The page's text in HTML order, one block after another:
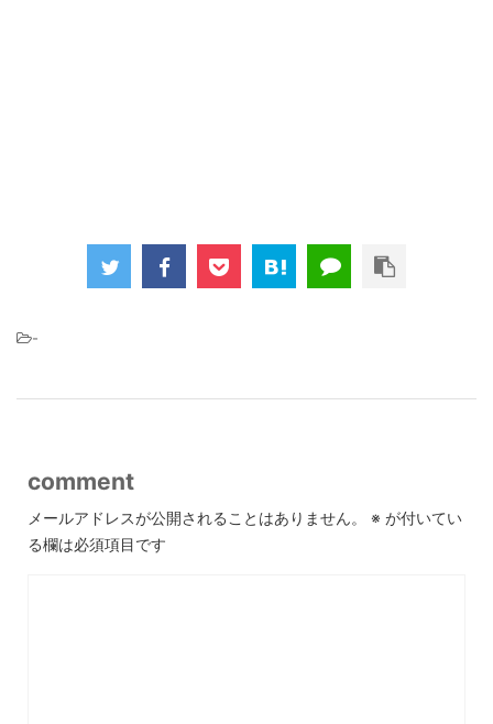
-
comment
メールアドレスが公開されることはありません。 ※ が付いてい
る欄は必須項目です